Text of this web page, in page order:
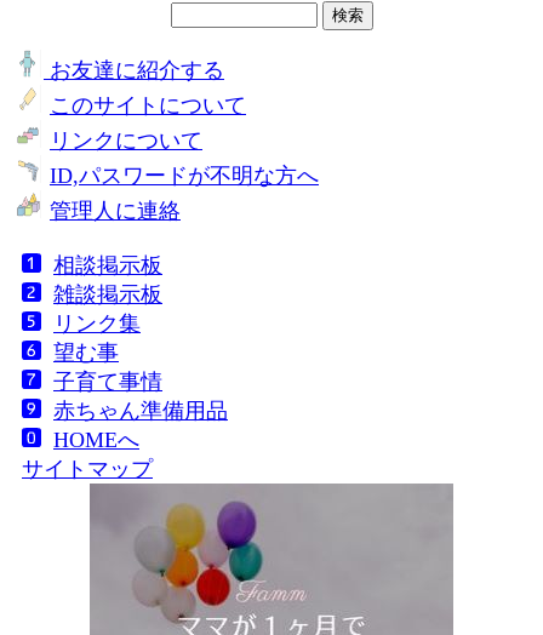
お友達に紹介する
このサイトについて
リンクについて
ID,パスワードが不明な方へ
管理人に連絡
相談掲示板
雑談掲示板
リンク集
望む事
子育て事情
赤ちゃん準備用品
HOMEへ
サイトマップ